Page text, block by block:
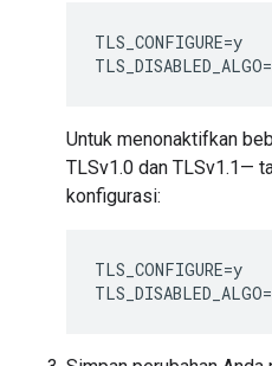
TLS_CONFIGURE=y
Untuk menonaktifkan
TLSv1.0 dan TLSv1.1—
konfigurasi:
TLS_CONFIGURE=y